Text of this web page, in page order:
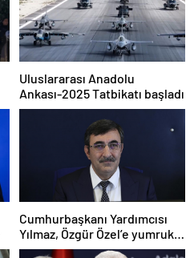
Uluslararası Anadolu
Ankası-2025 Tatbikatı başladı
Cumhurbaşkanı Yardımcısı
Yılmaz, Özgür Özel’e yumruklu
saldırıyı kınadı